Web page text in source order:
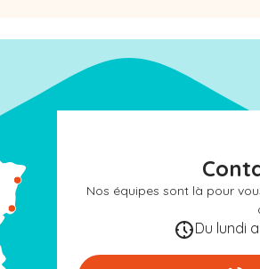
Nos équipes sont là pour
Du lundi